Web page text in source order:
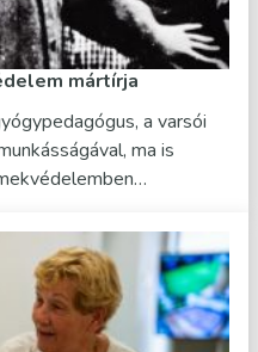
mártírja
a varsói
ma is